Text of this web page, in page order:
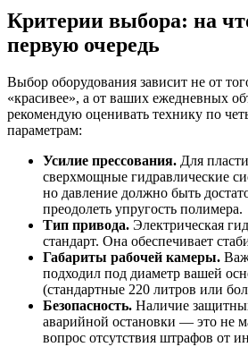
Критерии выбора: на
первую очередь
Выбор оборудования зависит не от
«красивее», а от ваших ежедневных
рекомендую оценивать технику по
параметрам:
Усилие прессования. Для
сверхмощные гидравлические
но давление должно быть
преодолеть упругость полимера.
Тип привода. Электрическая
стандарт. Она обеспечивает
Габариты рабочей камеры.
подходил под диаметр вашей
(стандартные 220 литров или
Безопасность. Наличие
аварийной остановки — это не
вопрос отсутствия штрафов от